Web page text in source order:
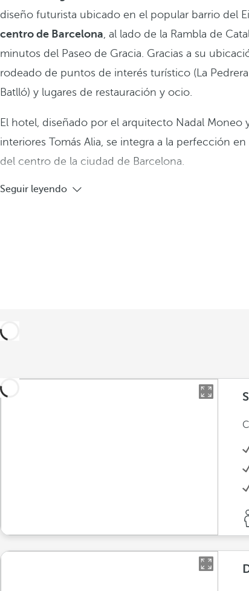
diseño futurista ubicado en el popular barrio del
centro de Barcelona, al lado de la Rambla de
minutos del Paseo de Gracia. Gracias a su
rodeado de puntos de interés turístico (La Pedrera
Batlló) y lugares de restauración y ocio.
El hotel, diseñado por el arquitecto Nadal Moneo
interiores Tomás Alia, se integra a la perfección
del centro de la ciudad de Barcelona.
Seguir leyendo